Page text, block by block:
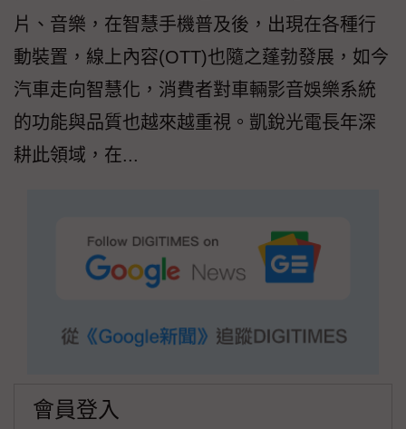
片、音樂，在智慧手機普及後，出現在各種行
動裝置，線上內容(OTT)也隨之蓬勃發展，如今
汽車走向智慧化，消費者對車輛影音娛樂系統
的功能與品質也越來越重視。凱銳光電長年深
耕此領域，在...
會員登入